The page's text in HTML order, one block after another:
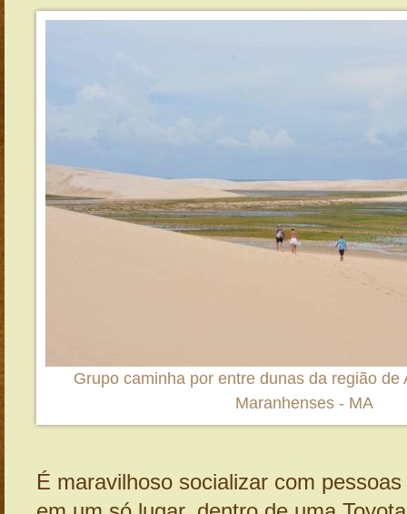
Grupo caminha por entre dunas da região de
Maranhenses - MA
É maravilhoso socializar com